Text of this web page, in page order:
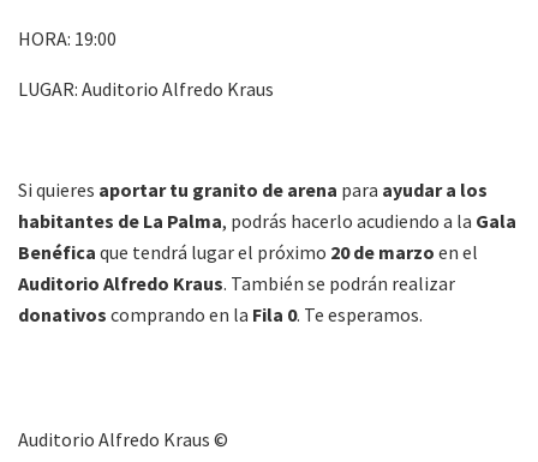
HORA: 19:00
LUGAR: Auditorio Alfredo Kraus
Si quieres aportar tu granito de arena para ayudar a los
habitantes de La Palma, podrás hacerlo acudiendo a la Gala
Benéfica que tendrá lugar el próximo 20 de marzo en el
Auditorio Alfredo Kraus. También se podrán realizar
donativos comprando en la Fila 0. Te esperamos.
Auditorio Alfredo Kraus ©